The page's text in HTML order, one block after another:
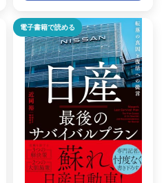
電子書籍で読める